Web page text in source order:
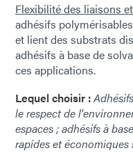
Flexibilité des liaisons
adhésifs
et lient des substrats
adhésifs à base de
ces applications.
Lequel choisir :
le respect de
espaces ; adhésifs à
rapides et économiques